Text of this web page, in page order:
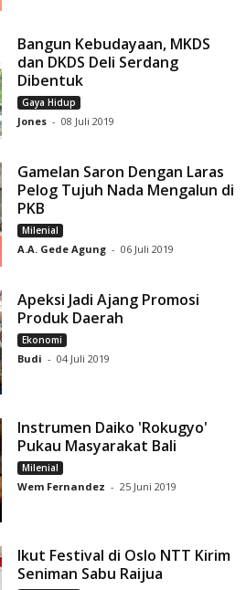
Bangun Kebudayaan, MKDS
dan DKDS Deli Serdang
Dibentuk
Gaya Hidup
Jones - 08 Juli 2019
Gamelan Saron Dengan Laras
Pelog Tujuh Nada Mengalun di
PKB
Milenial
A.A. Gede Agung - 06 Juli 2019
Apeksi Jadi Ajang Promosi
Produk Daerah
Ekonomi
Budi - 04 Juli 2019
Instrumen Daiko 'Rokugyo'
Pukau Masyarakat Bali
Milenial
Wem Fernandez - 25 Juni 2019
Ikut Festival di Oslo NTT Kirim
Seniman Sabu Raijua